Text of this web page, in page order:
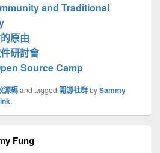
and Traditional
原由
研討會
Source Camp
源碼and tagged 開源社群bySammy
.
Fung